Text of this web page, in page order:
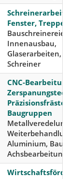
Fenster, Treppen
Innenausbau,
Glaserarbeiten,
Schreiner
CNC-
Baugruppen
Aluminium,